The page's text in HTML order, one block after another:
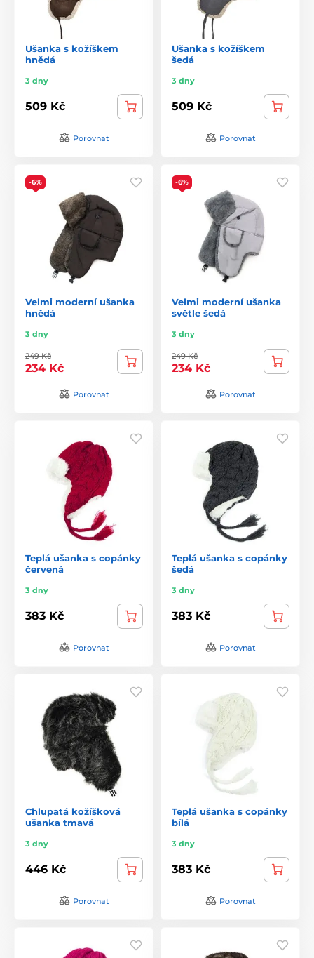
Ušanka s kožíškem
hnědá
3 dny
509 Kč
Porovnat
Ušanka s kožíškem
šedá
3 dny
509 Kč
Porovnat
-6%
Velmi moderní ušanka
hnědá
3 dny
249 Kč
234 Kč
Porovnat
-6%
Velmi moderní ušanka
světle šedá
3 dny
249 Kč
234 Kč
Porovnat
Teplá ušanka s copánky
červená
3 dny
383 Kč
Porovnat
Teplá ušanka s copánky
šedá
3 dny
383 Kč
Porovnat
Chlupatá kožíšková
ušanka tmavá
3 dny
446 Kč
Porovnat
Teplá ušanka s copánky
bílá
3 dny
383 Kč
Porovnat